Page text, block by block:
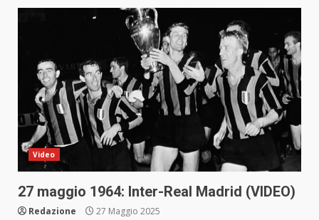
Video
27 maggio 1964: Inter-Real Madrid (VIDEO)
Redazione 27 Maggio 2025